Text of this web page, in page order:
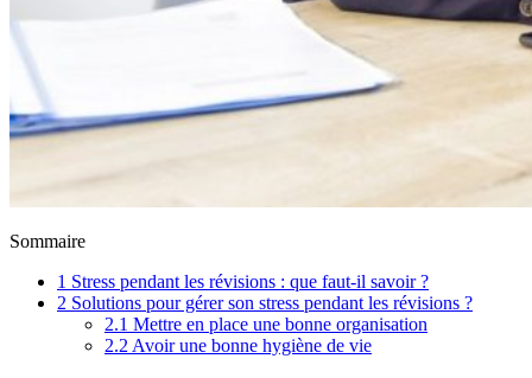
Sommaire
1 Stress pendant les révisions : que faut-il savoir ?
2 Solutions pour gérer son stress pendant les révisions ?
2.1 Mettre en place une bonne organisation
2.2 Avoir une bonne hygiène de vie